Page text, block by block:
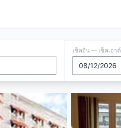
เช็คอิน — เช็คเอาต์